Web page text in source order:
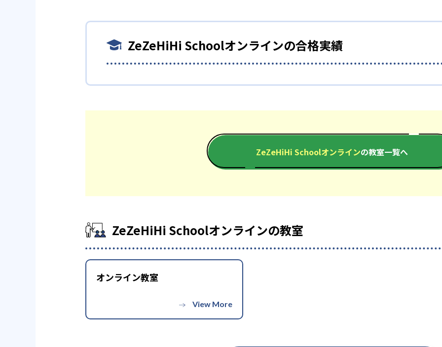
一方、専任講師の授業は保証されていない点が不明瞭で不安点だ。プロ講師にばかり目を向
ZeZeHiHi Schoolオンラインの合格実績
ZeZeHiHi Schoolオンラインの合格実績は？
慶應義塾大学付属中等部 - 早稲田大学付属佐賀中学 - 青山学院
- 東洋大学京北高校 -
大学の合格実績
お茶の水女子大学 -
ZeZeHiHi Schoolオンラインの教室一覧へ
ZeZeHiHi Schoolオンラインの教室
オンライン教室